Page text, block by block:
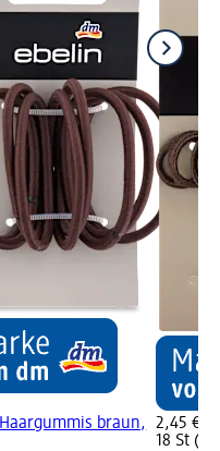
Haargummis braun,
2,45 €
18 St